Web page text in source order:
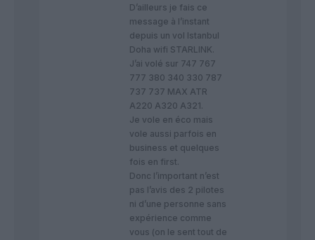
D’ailleurs je fais ce
message à l’instant
depuis un vol Istanbul
Doha wifi STARLINK.
J’ai volé sur 747 767
777 380 340 330 787
737 737 MAX ATR
A220 A320 A321.
Je vole en éco mais
vole aussi parfois en
business et quelques
fois en first.
Donc l’important n’est
pas l’avis des 2 pilotes
ni d’une personne sans
expérience comme
vous (on le sent tout de